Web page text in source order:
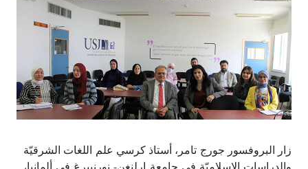
زار البروفسور جورج تامر، أستاذ كرسي علم اللغات الشرقيّة
والدراسات الإسلاميّة في جامعة إرلنغن- نورنبيرغ في ألمانيا،